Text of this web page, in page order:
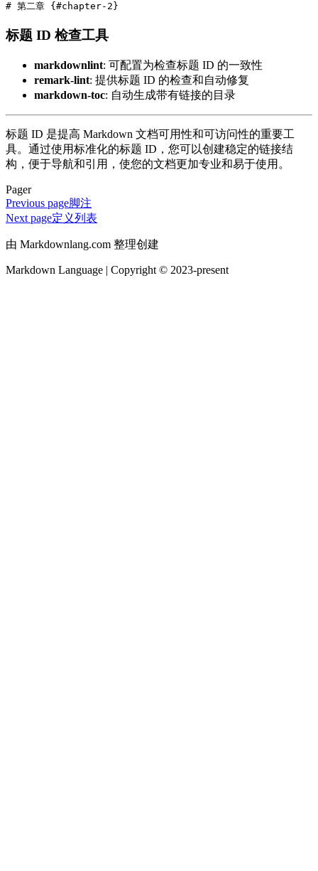
# 第二章 {#chapter-2}
标题 ID 检查工具
markdownlint: 可配置为检查标题 ID 的一致性
remark-lint: 提供标题 ID 的检查和自动修复
markdown-toc: 自动生成带有链接的目录
标题 ID 是提高 Markdown 文档可用性和可访问性的重要工
具。通过使用标准化的标题 ID，您可以创建稳定的链接结
构，便于导航和引用，使您的文档更加专业和易于使用。
Pager
Previous page脚注
Next page定义列表
由 Markdownlang.com 整理创建
Markdown Language | Copyright © 2023-present